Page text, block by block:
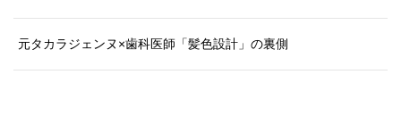
元タカラジェンヌ×歯科医師「髪色設計」の裏側